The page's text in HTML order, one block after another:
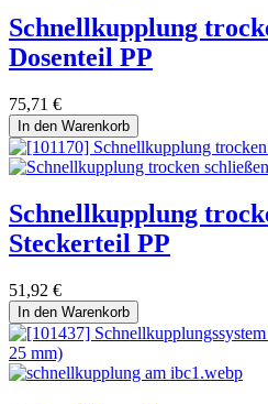
Schnellkupplung
Dosenteil PP
75,71 €
In den Warenkorb
Schnellkupplung
Steckerteil PP
51,92 €
In den Warenkorb